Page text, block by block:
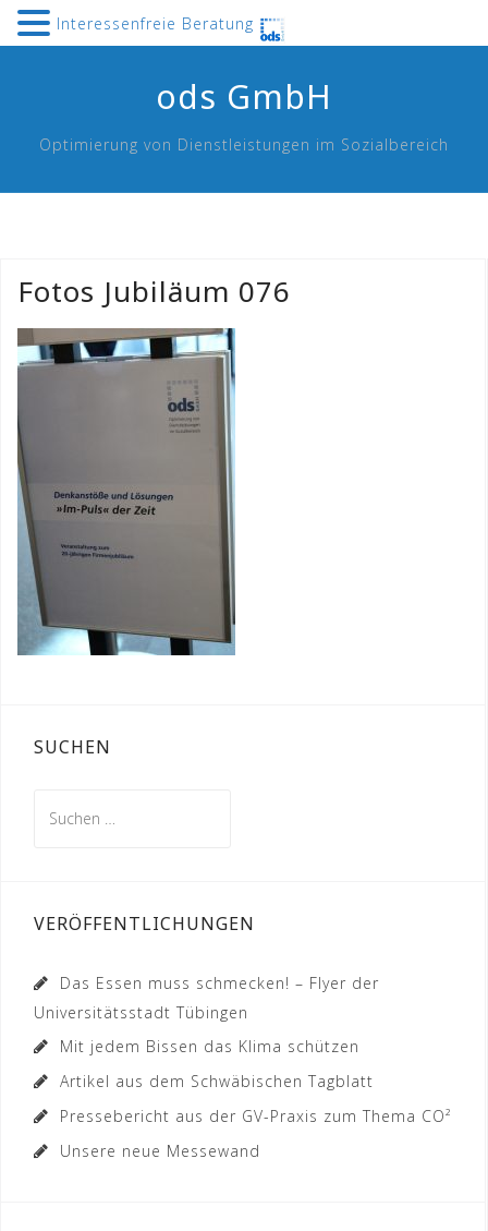
ods GmbH
Optimierung von Dienstleistungen im Sozialbereich
Fotos Jubiläum 076
SUCHEN
nach:
VERÖFFENTLICHUNGEN
Das Essen muss schmecken! – Flyer der
Universitätsstadt Tübingen
Mit jedem Bissen das Klima schützen
Artikel aus dem Schwäbischen Tagblatt
Pressebericht aus der GV-Praxis zum Thema CO²
Unsere neue Messewand
Interessenfreie Beratung